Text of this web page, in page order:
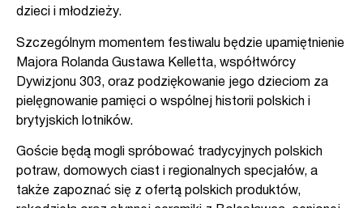
dzieci i młodzieży.
Szczególnym momentem festiwalu będzie upamiętnienie
Majora Rolanda Gustawa Kelletta, współtwórcy
Dywizjonu 303, oraz podziękowanie jego dzieciom za
pielęgnowanie pamięci o wspólnej historii polskich i
brytyjskich lotników.
Goście będą mogli spróbować tradycyjnych polskich
potraw, domowych ciast i regionalnych specjałów, a
także zapoznać się z ofertą polskich produktów,